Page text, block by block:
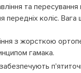
та
передніх коліс. Вага
з жорсткою
гамака.